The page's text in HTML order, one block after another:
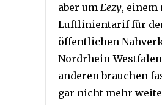
aber um Eezy, einem
Luftlinientarif für
öffentlichen
Nordrhein-
anderen brauchen
gar nicht mehr